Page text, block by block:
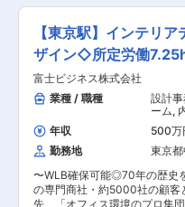
社は平均勤続年数14.5年・離
含む）と社員の方の定着が進
にも健康経営優良法人に選ば
後復帰率：100%（育休はご性
ております。） ■同社の強み ◎歯科医療機器のリ
ーディングカンパニー 創業
史を持ち、歯科診療用ユニッ
ントゲンなど幅広い製品群で、
支えてきました。特に歯科用
機器は国内トップクラスのシェ
術力と確固たるブランド力が
す。 ◎未来を見据えた技術革新と挑戦を応援する
社風 工場における革新的な『
■施工実績 美容室、オフィス
舗、フィットネス事務、焼き
様々な現場での設計実績がございま
の専門家として機能性と美観
お客様のニーズに合わせた快
だきます。 営業担当と連携し
の仕上げ、照明計画、家具の
ど、建物内部に関わるさまざ
考慮し、引き渡しまでご担当いた
客様に選ばれるポイント： 直
ンです。一般的に管工事は、ゼ
から依頼を受けるものですが
つ当社ではお客様と直接取引
お客様に低価格高品質のサービ
【東京駅】インテリ
ザイン◇所定労働
富士ビジネス株式会社
業種 / 職種
設計
ーム,
（オフ
年収 500万
勤務地
東京
〜WLB確保可能◎70年の歴史
の専門商社・約5000社の顧客
先、「オフィス環境のプロ集団」〜 ■仕